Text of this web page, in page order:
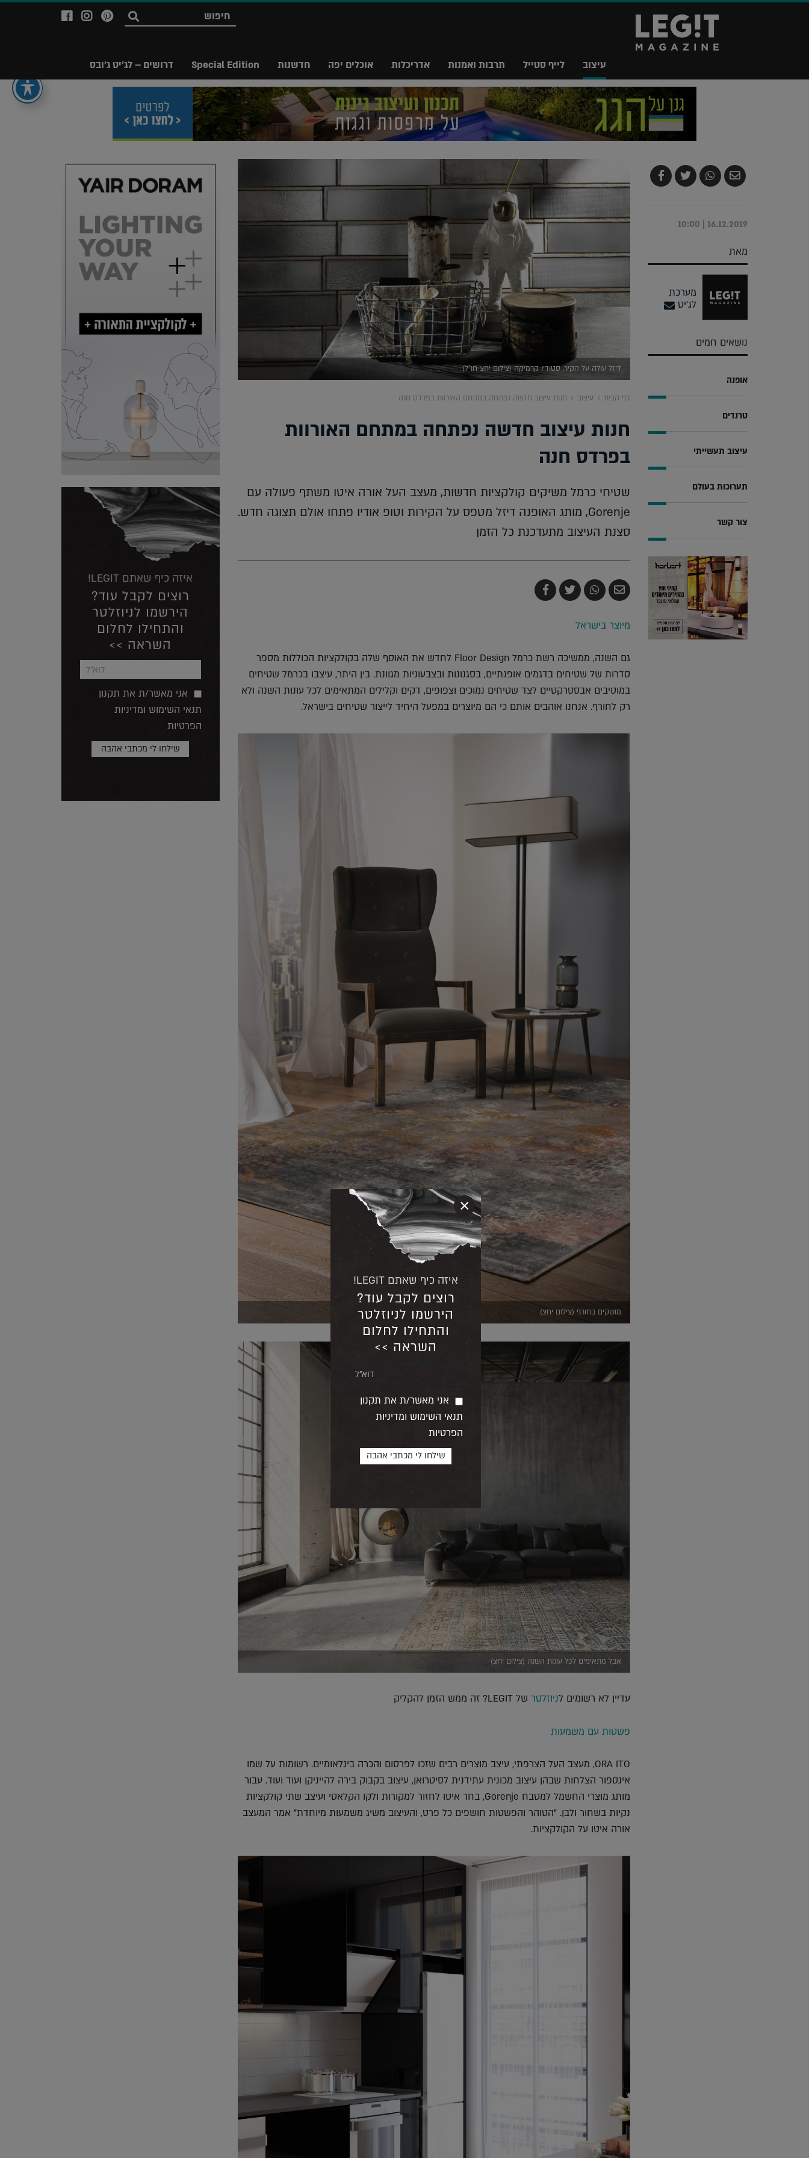
עיצוב לייף סטייל תרבות ואמנות אדריכלות אוכלים יפה חדשנות Special Edition דרושים – לג'יט ג'ובס
חפש
לעמוד
של
לעמוד
לג'יט
Legit
דיזל עולה על הקיר, סטודיו קרמיקה (צילום יחצ חו"ל)
דף הבית עיצוב חנות עיצוב חדשה נפתחה במתחם האורוות בפרדס חנה
חנות עיצוב חדשה נפתחה במתחם האורוות
בפרדס חנה
שטיחי כרמל משיקים קולקציות חדשות, מעצב העל אורה איטו משתף פעולה עם
Gorenje, מותג האופנה דיזל מטפס על הקירות וטופ אודיו פתחו אולם תצוגה חדש.
סצנת העיצוב מתעדכנת כל הזמן
שלח
בדואר
שתף
ב-
צייץ
ב-
שתף
ב-
מיוצר בישראל
גם השנה, ממשיכה רשת כרמל Floor Design לחדש את האוסף שלה בקולקציות הכוללות מספר
סדרות של שטיחים בדגמים אופנתיים, בסגנונות ובצבעוניות מגוונת. בין היתר, עיצבו בכרמל שטיחים
במוטיבים אבסטרקטיים לצד שטיחים נמוכים וצפופים, דקים וקלילים המתאימים לכל עונות השנה ולא
רק לחורף. אנחנו אוהבים אותם כי הם מיוצרים במפעל היחיד לייצור שטיחים בישראל.
מושקים בחורף (צילום יחצ)
אבל מתאימים לכל עונות השנה (צילום יחצ)
עדיין לא רשומים לניוזלטר של LEGIT? זה ממש הזמן להקליק
פשטות עם משמעות
ORA ITO, מעצב העל הצרפתי, עיצב מוצרים רבים שזכו לפרסום והכרה בינלאומיים. רשומות על שמו
אינספור הצלחות שבהן עיצוב מכונית עתידנית לסיטרואן, עיצוב בקבוק בירה להייניקן ועוד ועוד. עבור
מותג מוצרי החשמל למטבח Gorenje, בחר איטו לחזור למקורות ולקו הקלאסי ועיצב שתי קולקציות
נקיות בשחור ולבן. "הטוהר והפשטות חושפים כל פרט, והעיצוב משיג משמעות מיוחדת" אמר המעצב
אורה איטו על הקולקציות.
שלח
בדואר
שתף
ב-
צייץ
ב-
שתף
ב-
16.12.2019 | 10:00
מאת
מערכת
לג'יט
נושאים חמים
אופנה
טרנדים
עיצוב תעשייתי
תערוכות בעולם
צור קשר
איזה כיף שאתם LEGIT!
רוצים לקבל עוד?
הירשמו לניוזלטר
והתחילו לחלום
השראה >>
אני מאשר/ת את תקנון
תנאי השימוש ומדיניות
הפרטיות
איזה כיף שאתם LEGIT!
רוצים לקבל עוד?
הירשמו לניוזלטר
והתחילו לחלום
השראה >>
אני מאשר/ת את תקנון
תנאי השימוש ומדיניות
הפרטיות
×